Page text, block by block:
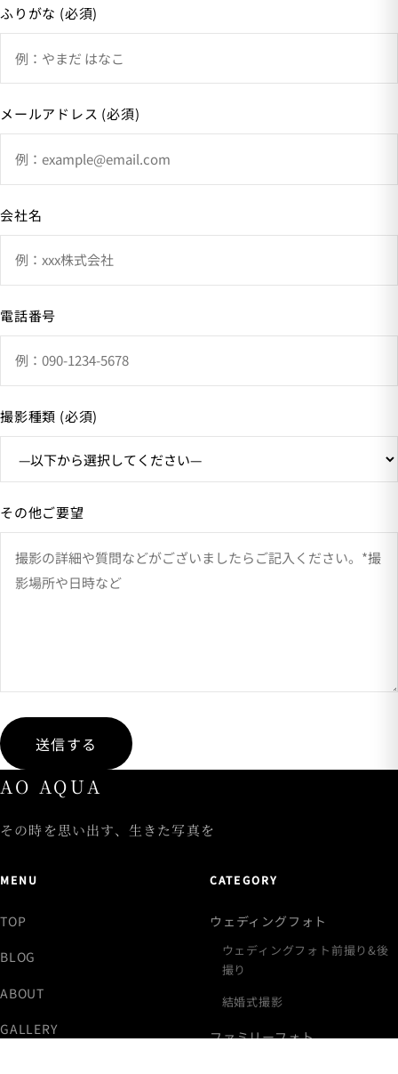
ふりがな (必須)
メールアドレス (必須)
会社名
電話番号
撮影種類 (必須)
その他ご要望
送信する
AO AQUA
その時を思い出す、生きた写真を
MENU
TOP
BLOG
ABOUT
GALLERY
CATEGORY
ウェディングフォト
ウェディングフォト前撮り&後
撮り
結婚式撮影
ファミリーフォト